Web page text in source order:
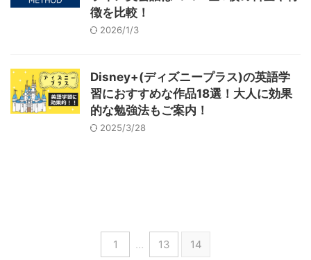
徴を比較！
2026/1/3
Disney+(ディズニープラス)の英語学
習におすすめな作品18選！大人に効果
的な勉強法もご案内！
2025/3/28
1 … 13 14